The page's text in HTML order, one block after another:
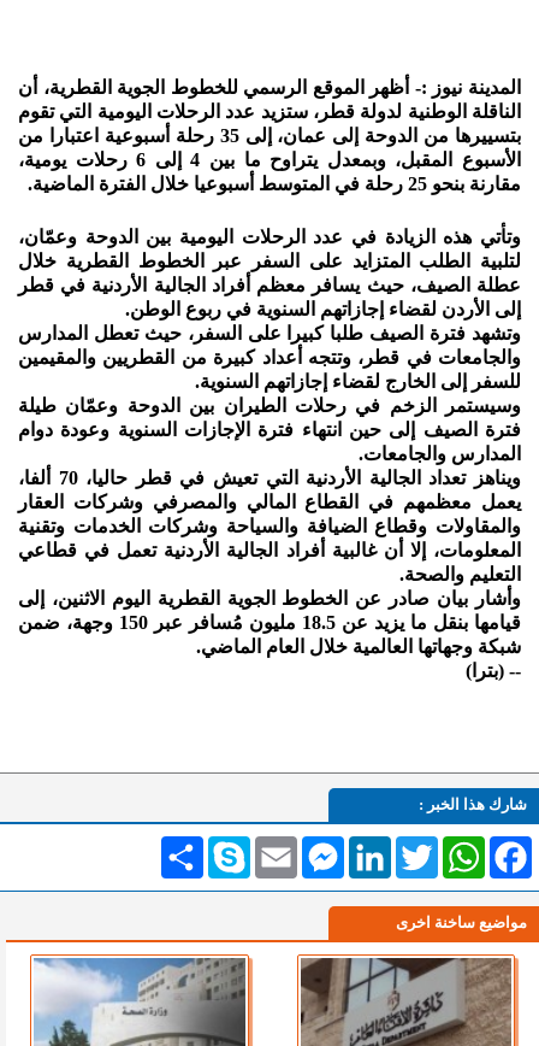
المدينة نيوز :- أظهر الموقع الرسمي للخطوط الجوية القطرية، أن
الناقلة الوطنية لدولة قطر، ستزيد عدد الرحلات اليومية التي تقوم
بتسييرها من الدوحة إلى عمان، إلى 35 رحلة أسبوعية اعتبارا من
الأسبوع المقبل، وبمعدل يتراوح ما بين 4 إلى 6 رحلات يومية،
مقارنة بنحو 25 رحلة في المتوسط أسبوعيا خلال الفترة الماضية.
وتأتي هذه الزيادة في عدد الرحلات اليومية بين الدوحة وعمّان،
لتلبية الطلب المتزايد على السفر عبر الخطوط القطرية خلال
عطلة الصيف، حيث يسافر معظم أفراد الجالية الأردنية في قطر
إلى الأردن لقضاء إجازاتهم السنوية في ربوع الوطن.
وتشهد فترة الصيف طلبا كبيرا على السفر، حيث تعطل المدارس
والجامعات في قطر، وتتجه أعداد كبيرة من القطريين والمقيمين
للسفر إلى الخارج لقضاء إجازاتهم السنوية.
وسيستمر الزخم في رحلات الطيران بين الدوحة وعمّان طيلة
فترة الصيف إلى حين انتهاء فترة الإجازات السنوية وعودة دوام
المدارس والجامعات.
ويناهز تعداد الجالية الأردنية التي تعيش في قطر حاليا، 70 ألفا،
يعمل معظمهم في القطاع المالي والمصرفي وشركات العقار
والمقاولات وقطاع الضيافة والسياحة وشركات الخدمات وتقنية
المعلومات، إلا أن غالبية أفراد الجالية الأردنية تعمل في قطاعي
التعليم والصحة.
وأشار بيان صادر عن الخطوط الجوية القطرية اليوم الاثنين، إلى
قيامها بنقل ما يزيد عن 18.5 مليون مُسافر عبر 150 وجهة، ضمن
شبكة وجهاتها العالمية خلال العام الماضي.
-- (بترا)
شارك هذا الخبر :
انشر Skype Email
MessengerLinkedInTwitterWhatsAppFacebook
مواضيع ساخنة اخرى